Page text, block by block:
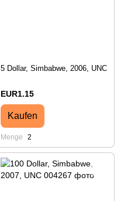
5 Dollar, Simbabwe, 2006, UNC
EUR1.15
Kaufen
Menge 2